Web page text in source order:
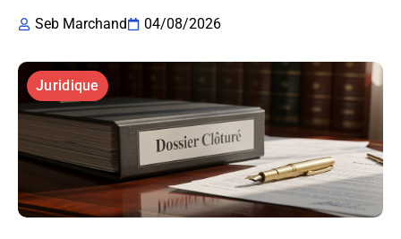
Seb Marchand
04/08/2026
Juridique